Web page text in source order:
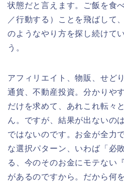
状態だと言えます。ご飯を食
／行動する）ことを飛ばして
のようなやり方を探し続けて
う。
アフィリエイト、物販、せど
通貨、不動産投資。分かりや
だけを求めて、あれこれ転々
ん。ですが、結果が出ないの
ではないのです。お金が全力
な選択パターン、いわば「必
る、今のそのお金にモテない
があるのですから。だから何